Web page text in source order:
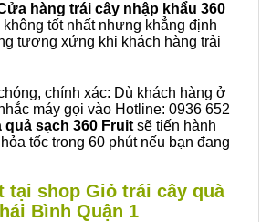
hàng trái cây nhập khẩu 360
tốt nhất nhưng khẳng định
tương xứng khi khách hàng trải
chính xác: Dù khách hàng ở
máy gọi vào Hotline: 0936 652
sạch 360 Fruit sẽ tiến hành
tốc trong 60 phút nếu bạn đang
tại shop Giỏ trái cây quà
Bình Quận 1